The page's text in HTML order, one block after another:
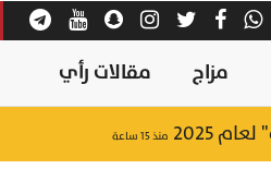
مزاج مقالات رأي
منذ ١٥ ساعة